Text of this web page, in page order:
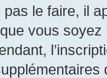
le faire, il
vous